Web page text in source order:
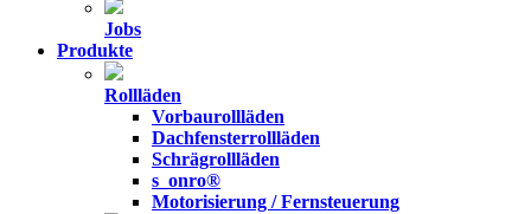
Jobs
Produkte
Rollläden
Vorbaurollläden
Dachfensterrollläden
Schrägrollläden
s_onro®
Motorisierung / Fernsteuerung